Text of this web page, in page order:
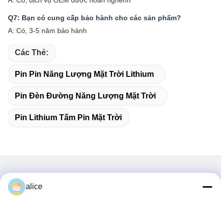
Q7: Bạn có cung cấp bảo hành cho các sản phẩm?
A: Có, 3-5 năm bảo hành
Các Thẻ:
Pin Pin Năng Lượng Mặt Trời Lithium
Pin Đèn Đường Năng Lượng Mặt Trời
Pin Lithium Tấm Pin Mặt Trời
Liên hệ nhanh
alice